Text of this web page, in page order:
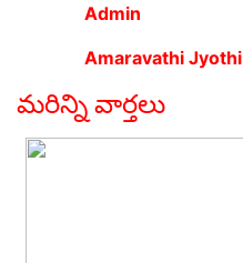
Admin
Amaravathi Jyothi
మరిన్ని వార్తలు